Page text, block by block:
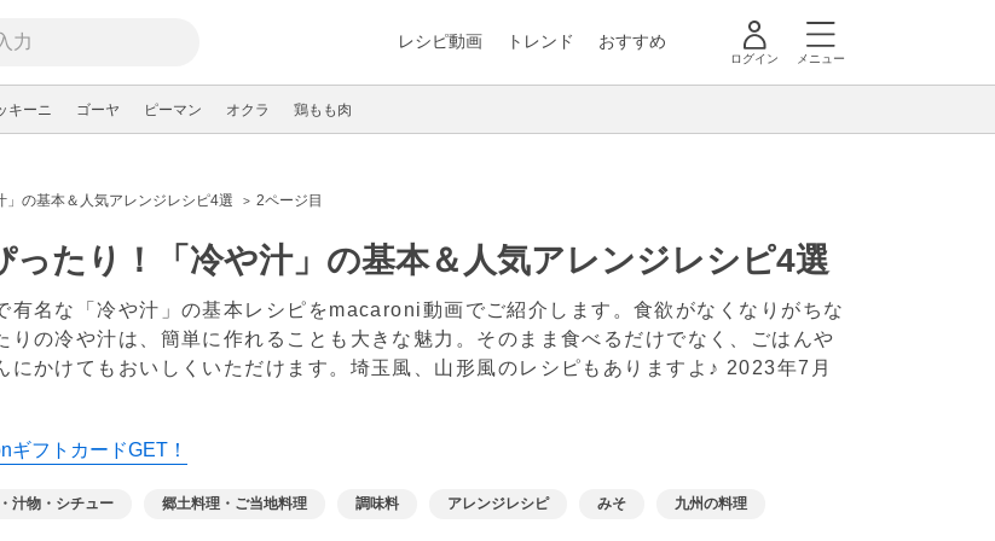
レシピ動画 トレンド おすすめ
ログイン メニュー
キーニ ゴーヤ ピーマン オクラ 鶏もも肉
」の基本＆人気アレンジレシピ4選 2ページ目
ったり！「冷や汁」の基本＆人気アレンジレシピ4選
有名な「冷や汁」の基本レシピをmacaroni動画でご紹介します。食欲がなくなりがちな
りの冷や汁は、簡単に作れることも大きな魅力。そのまま食べるだけでなく、ごはんや
にかけてもおいしくいただけます。埼玉風、山形風のレシピもありますよ♪ 2023年7月
ギフトカードGET！
汁物・シチュー 郷土料理・ご当地料理 調味料 アレンジレシピ みそ 九州の料理